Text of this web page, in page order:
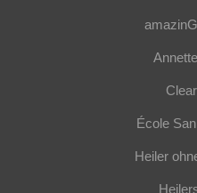
École
Heiler